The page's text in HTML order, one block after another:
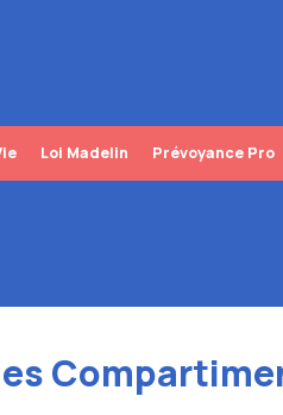
Loi Madelin Prévoyance Pro